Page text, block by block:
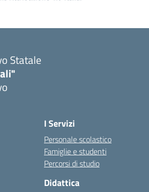
Statale
I Servizi
Personale scolastico
Famiglie e studenti
Percorsi di studio
Didattica